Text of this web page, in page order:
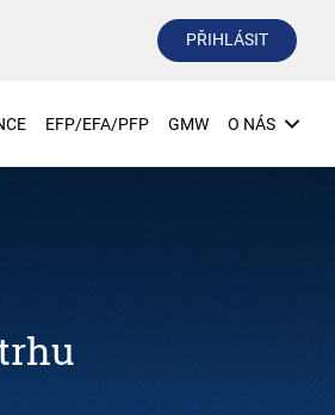
PŘIHLÁSIT
EFP/EFA/PFP GMW O NÁS